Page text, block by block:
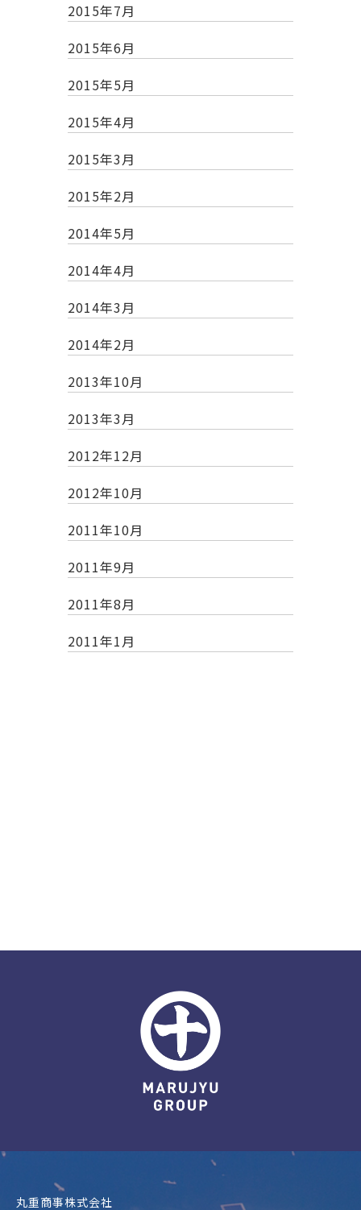
2015年7月
2015年6月
2015年5月
2015年4月
2015年3月
2015年2月
2014年5月
2014年4月
2014年3月
2014年2月
2013年10月
2013年3月
2012年12月
2012年10月
2011年10月
2011年9月
2011年8月
2011年1月
丸重商事株式会社